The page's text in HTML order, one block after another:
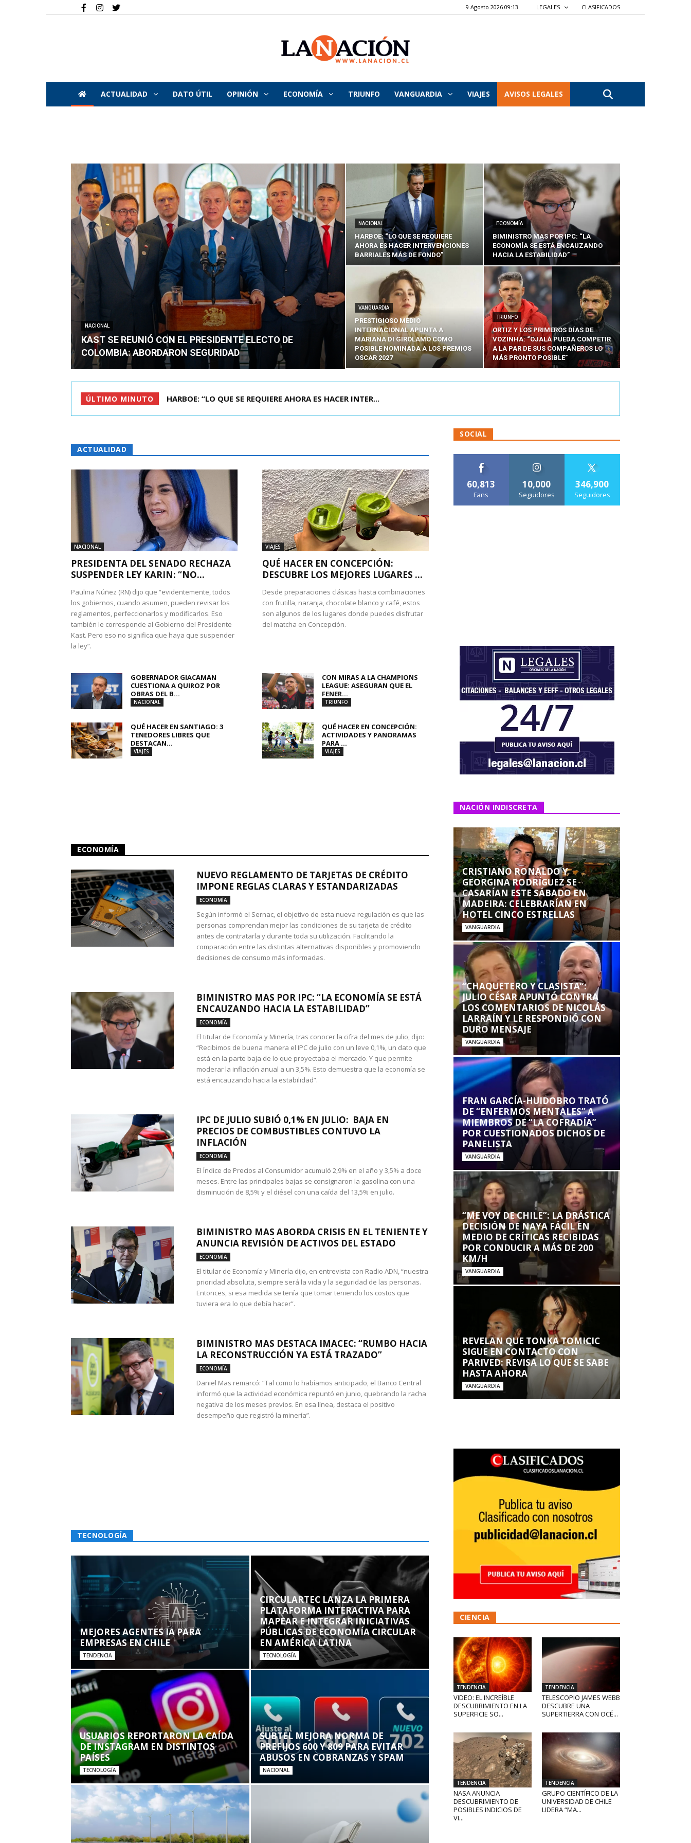
9 Agosto 2026 09:13 LEGALES CLASIFICADOS
La
Nación
ACTUALIDAD DATO ÚTIL OPINIÓN ECONOMÍA TRIUNFO VANGUARDIA VIAJES AVISOS LEGALES
NACIONAL
KAST SE REUNIÓ CON EL PRESIDENTE ELECTO DE
COLOMBIA: ABORDARON SEGURIDAD
NACIONAL
HARBOE: “LO QUE SE REQUIERE
AHORA ES HACER INTERVENCIONES
BARRIALES MÁS DE FONDO”
ECONOMÍA
BIMINISTRO MAS POR IPC: “LA
ECONOMÍA SE ESTÁ ENCAUZANDO
HACIA LA ESTABILIDAD”
VANGUARDIA
PRESTIGIOSO MEDIO
INTERNACIONAL APUNTA A
MARIANA DI GIROLAMO COMO
POSIBLE NOMINADA A LOS PREMIOS
OSCAR 2027
TRIUNFO
ORTIZ Y LOS PRIMEROS DÍAS DE
VOZINHA: “OJALÁ PUEDA COMPETIR
A LA PAR DE SUS COMPAÑEROS LO
MÁS PRONTO POSIBLE”
ÚLTIMO MINUTO BIMINISTRO MAS POR IPC: “LA ECONOMÍA SE ESTÁ ENC...
ACTUALIDAD
NACIONAL
PRESIDENTA DEL SENADO RECHAZA
SUSPENDER LEY KARIN: “NO...
Paulina Núñez (RN) dijo que “evidentemente, todos
los gobiernos, cuando asumen, pueden revisar los
reglamentos, perfeccionarlos y modificarlos. Eso
también le corresponde al Gobierno del Presidente
Kast. Pero eso no significa que haya que suspender
la ley”.
VIAJES
QUÉ HACER EN CONCEPCIÓN:
DESCUBRE LOS MEJORES LUGARES ...
Desde preparaciones clásicas hasta combinaciones
con frutilla, naranja, chocolate blanco y café, estos
son algunos de los lugares donde puedes disfrutar
del matcha en Concepción.
GOBERNADOR GIACAMAN
CUESTIONA A QUIROZ POR
OBRAS DEL B...
NACIONAL
CON MIRAS A LA CHAMPIONS
LEAGUE: ASEGURAN QUE EL
FENER...
TRIUNFO
QUÉ HACER EN SANTIAGO: 3
TENEDORES LIBRES QUE
DESTACAN...
VIAJES
QUÉ HACER EN CONCEPCIÓN:
ACTIVIDADES Y PANORAMAS
PARA ...
VIAJES
ECONOMÍA
NUEVO REGLAMENTO DE TARJETAS DE CRÉDITO
IMPONE REGLAS CLARAS Y ESTANDARIZADAS
ECONOMÍA
Según informó el Sernac, el objetivo de esta nueva regulación es que las
personas comprendan mejor las condiciones de su tarjeta de crédito
antes de contratarla y durante toda su utilización. Facilitando la
comparación entre las distintas alternativas disponibles y promoviendo
decisiones de consumo más informadas.
BIMINISTRO MAS POR IPC: “LA ECONOMÍA SE ESTÁ
ENCAUZANDO HACIA LA ESTABILIDAD”
ECONOMÍA
El titular de Economía y Minería, tras conocer la cifra del mes de julio, dijo:
“Recibimos de buena manera el IPC de julio con un leve 0,1%, un dato que
está en la parte baja de lo que proyectaba el mercado. Y que permite
moderar la inflación anual a un 3,5%. Esto demuestra que la economía se
está encauzando hacia la estabilidad”.
IPC DE JULIO SUBIÓ 0,1% EN JULIO: BAJA EN
PRECIOS DE COMBUSTIBLES CONTUVO LA
INFLACIÓN
ECONOMÍA
El Índice de Precios al Consumidor acumuló 2,9% en el año y 3,5% a doce
meses. Entre las principales bajas se consignaron la gasolina con una
disminución de 8,5% y el diésel con una caída del 13,5% en julio.
BIMINISTRO MAS ABORDA CRISIS EN EL TENIENTE Y
ANUNCIA REVISIÓN DE ACTIVOS DEL ESTADO
ECONOMÍA
El titular de Economía y Minería dijo, en entrevista con Radio ADN, “nuestra
prioridad absoluta, siempre será la vida y la seguridad de las personas.
Entonces, si esa medida se tenía que tomar teniendo los costos que
tuviera era lo que debía hacer”.
BIMINISTRO MAS DESTACA IMACEC: “RUMBO HACIA
LA RECONSTRUCCIÓN YA ESTÁ TRAZADO”
ECONOMÍA
Daniel Mas remarcó: “Tal como lo habíamos anticipado, el Banco Central
informó que la actividad económica repuntó en junio, quebrando la racha
negativa de los meses previos. En esa línea, destaca el positivo
desempeño que registró la minería”.
TECNOLOGÍA
MEJORES AGENTES IA PARA
EMPRESAS EN CHILE
TENDENCIA
CIRCULARTEC LANZA LA PRIMERA
PLATAFORMA INTERACTIVA PARA
MAPEAR E INTEGRAR INICIATIVAS
PÚBLICAS DE ECONOMÍA CIRCULAR
EN AMÉRICA LATINA
TECNOLOGÍA
USUARIOS REPORTARON LA CAÍDA
DE INSTAGRAM EN DISTINTOS
PAÍSES
TECNOLOGÍA
SUBTEL MEJORA NORMA DE
PREFIJOS 600 Y 809 PARA EVITAR
ABUSOS EN COBRANZAS Y SPAM
NACIONAL
SOCIAL
60,813
Fans
10,000
Seguidores
346,900
Seguidores
NACIÓN INDISCRETA
CRISTIANO RONALDO Y
GEORGINA RODRÍGUEZ SE
CASARÍAN ESTE SÁBADO EN
MADEIRA: CELEBRARÍAN EN
HOTEL CINCO ESTRELLAS
VANGUARDIA
“CHAQUETERO Y CLASISTA”:
JULIO CÉSAR APUNTÓ CONTRA
LOS COMENTARIOS DE NICOLÁS
LARRAÍN Y LE RESPONDIÓ CON
DURO MENSAJE
VANGUARDIA
FRAN GARCÍA-HUIDOBRO TRATÓ
DE “ENFERMOS MENTALES” A
MIEMBROS DE “LA COFRADÍA”
POR CUESTIONADOS DICHOS DE
PANELISTA
VANGUARDIA
“ME VOY DE CHILE”: LA DRÁSTICA
DECISIÓN DE NAYA FÁCIL EN
MEDIO DE CRÍTICAS RECIBIDAS
POR CONDUCIR A MÁS DE 200
KM/H
VANGUARDIA
REVELAN QUE TONKA TOMICIC
SIGUE EN CONTACTO CON
PARIVED: REVISA LO QUE SE SABE
HASTA AHORA
VANGUARDIA
CIENCIA
TENDENCIA
VIDEO: EL INCREÍBLE
DESCUBRIMIENTO EN LA
SUPERFICIE SO...
TENDENCIA
TELESCOPIO JAMES WEBB
DESCUBRE UNA
SUPERTIERRA CON OCÉ...
TENDENCIA
NASA ANUNCIA
DESCUBRIMIENTO DE
POSIBLES INDICIOS DE
VI...
TENDENCIA
GRUPO CIENTÍFICO DE LA
UNIVERSIDAD DE CHILE
LIDERA “MA...